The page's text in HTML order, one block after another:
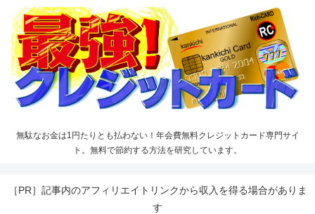
無駄なお金は1円たりとも払わない！年会費無料クレジットカード専門サイ
ト。無料で節約する方法を研究しています。
［PR］記事内のアフィリエイトリンクから収入を得る場合がありま
す